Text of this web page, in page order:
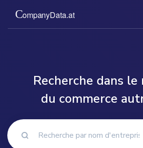
Recherche dans
du commerce